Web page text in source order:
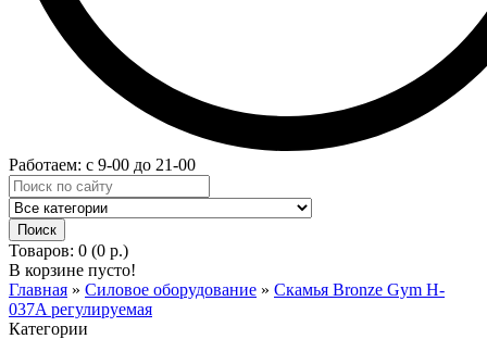
Работаем: с 9-00 до 21-00
Товаров: 0 (0 р.)
В корзине пусто!
Главная » Силовое оборудование » Скамья Bronze Gym H-
037A регулируемая
Категории